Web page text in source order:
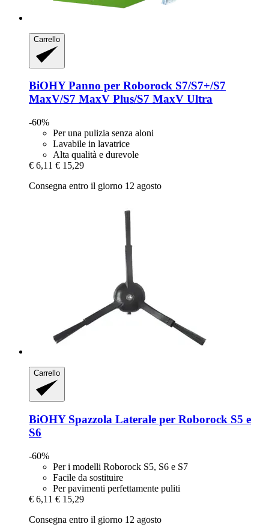
Carrello
BiOHYPanno per Roborock S7/S7+/S7
MaxV/S7 MaxV Plus/S7 MaxV Ultra
-60%
Per una pulizia senza aloni
Lavabile in lavatrice
Alta qualità e durevole
€ 6,11 € 15,29
Consegna entro il giorno 12 agosto
Carrello
BiOHYSpazzola Laterale per Roborock S5 e
S6
-60%
Per i modelli Roborock S5, S6 e S7
Facile da sostituire
Per pavimenti perfettamente puliti
€ 6,11 € 15,29
Consegna entro il giorno 12 agosto